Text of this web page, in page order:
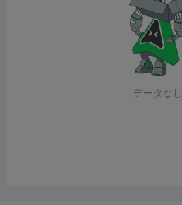
データなし